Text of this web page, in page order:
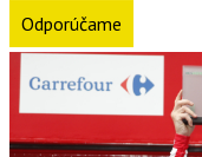
Odporúčame